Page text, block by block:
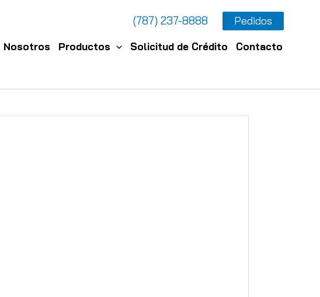
(787) 237-8888 Pedidos
Nosotros Productos Solicitud de Crédito Contacto